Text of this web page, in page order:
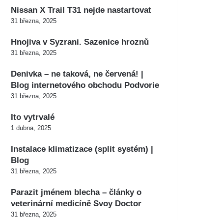
Nissan X Trail T31 nejde nastartovat
31 března, 2025
Hnojiva v Syzrani. Sazenice hroznů
31 března, 2025
Denivka – ne taková, ne červená! |
Blog internetového obchodu Podvorie
31 března, 2025
Ito vytrvalé
1 dubna, 2025
Instalace klimatizace (split systém) |
Blog
31 března, 2025
Parazit jménem blecha – články o
veterinární medicíně Svoy Doctor
31 března, 2025